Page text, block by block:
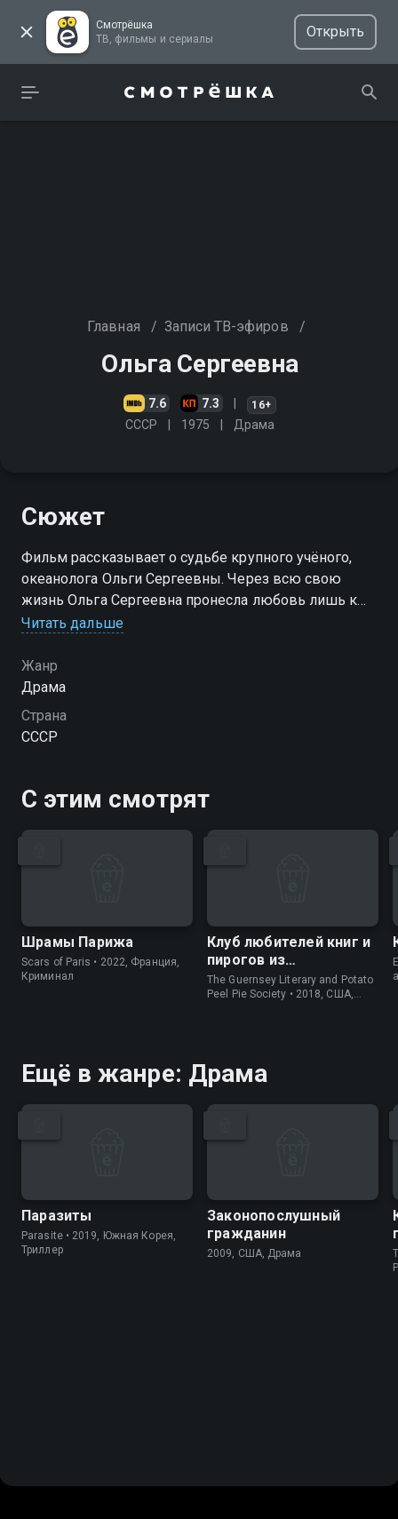
Смотрёшка
ТВ, фильмы и сериалы
Открыть
Главная / Записи ТВ-эфиров /
Ольга Сергеевна
7.6 7.3 16+
СССР 1975 Драма
Сюжет
Фильм рассказывает о судьбе крупного учёного,
океанолога Ольги Сергеевны. Через всю свою
жизнь Ольга Сергеевна пронесла любовь лишь к
одному человеку, с которым ей так и не суждено
Читать дальше
Жанр
Драма
Страна
СССР
С этим смотрят
Шрамы Парижа
Scars of Paris • 2022, Франция,
Криминал
Клуб любителей книг и
пирогов из
картофельных
очистков
The Guernsey Literary and Potato
Peel Pie Society • 2018, США,
Ещё в жанре: Драма
Паразиты
Parasite • 2019, Южная Корея,
Триллер
Законопослушный
гражданин
2009, США, Драма